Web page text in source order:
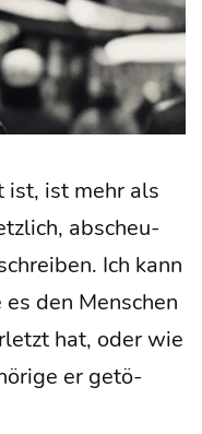
ist, ist mehr als
abscheu­
Ich kann
den Men­schen
hat, oder wie
er getö­